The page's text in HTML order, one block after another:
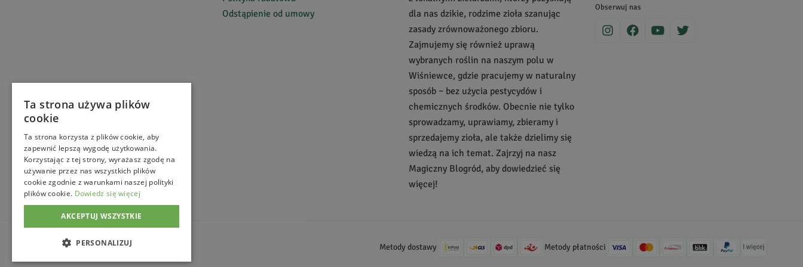
Przykładem jest nierafinowane masło shea, olej z wiesiołka czy
olej z czarnuszki .
Kosmetyki ziołowe – sklep
Stworzyliśmy ponadto dział Eko-sprzątanie, w którym znajdziecie wszystko, co jest potrzebne do prania i sprzątania, a
. Koniecznie wypróbujcie orzechy piorące, a właściwie ich łupiny, które zawierają tak dużo
saponin, że w obecności wody pienią się i myją. Łupiny te wykorzystywane są na co dzień w Indiach do prania, mycia naczyń i
Sprawdźcie też przepisy na ekologiczne sprzątanie przy
Odstąpienie od umowy
dla nas dzikie, rodzime zioła szanując
zasady zrównoważonego zbioru.
Zajmujemy się również uprawą
wybranych roślin na naszym polu w
Wiśniewce, gdzie pracujemy w naturalny
sposób – bez użycia pestycydów i
chemicznych środków. Obecnie nie tylko
sprowadzamy, uprawiamy, zbieramy i
sprzedajemy zioła, ale także dzielimy się
wiedzą na ich temat. Zajrzyj na nasz
Magiczny Blogród, aby dowiedzieć się
więcej!
Obserwuj nas
MagicznyOgród2026 . All Right Reserved.
Metody dostawy Metody płatności
Ta strona używa plików
cookie
Ta strona korzysta z plików cookie, aby
zapewnić lepszą wygodę użytkowania.
Korzystając z tej strony, wyrażasz zgodę na
używanie przez nas wszystkich plików
cookie zgodnie z warunkami naszej polityki
plików cookie. Dowiedz się więcej
AKCEPTUJ WSZYSTKIE
PERSONALIZUJ